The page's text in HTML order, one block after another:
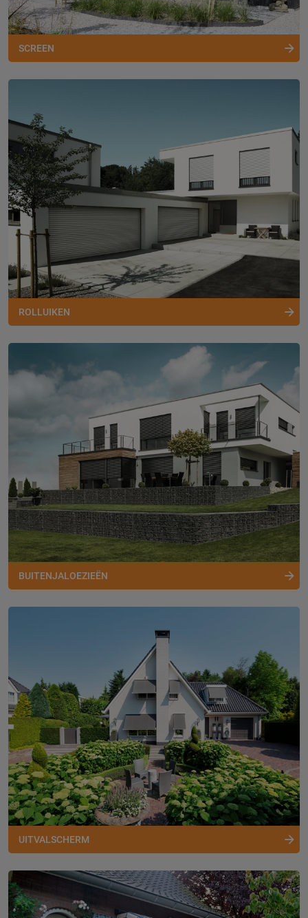
SCREEN
ROLLUIKEN
BUITENJALOEZIEËN
UITVALSCHERM